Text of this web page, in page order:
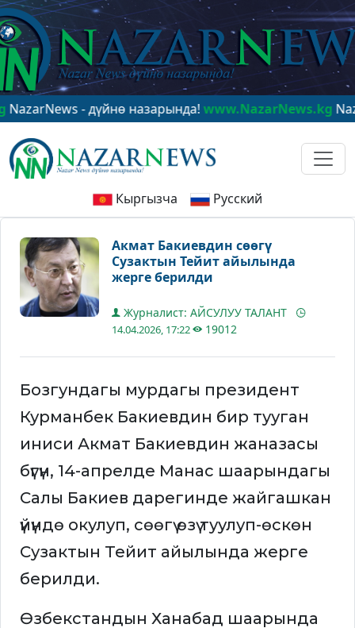
- дүйнө назарында!www.NazarNews.kg
Кыргызча Русский
Акмат Бакиевдин сөөгү
Сузактын Тейит айылында
жерге берилди
Журналист: АЙСУЛУУ ТАЛАНТ
14.04.2026, 17:22 19012
Бозгундагы мурдагы президент
Курманбек Бакиевдин бир тууган
иниси Акмат Бакиевдин жаназасы
бүгүн, 14-апрелде Манас шаарындагы
Салы Бакиев дарегинде жайгашкан
үйүндө окулуп, сөөгү өзү туулуп-өскөн
Сузактын Тейит айылында жерге
берилди.
Өзбекстандын Ханабад шаарында